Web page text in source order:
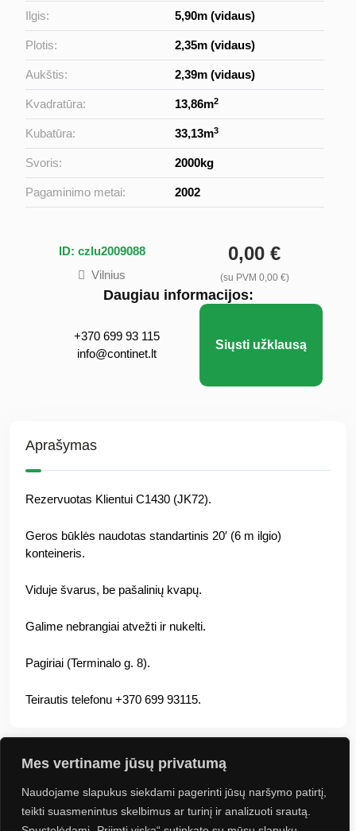
Mes vertiname jūsų privatumą
Naudojame slapukus siekdami pagerinti jūsų naršymo patirtį,
teikti suasmenintus skelbimus ar turinį ir analizuoti srautą.
Ilgis: 5,90m (vidaus)
Plotis: 2,35m (vidaus)
Aukštis: 2,39m (vidaus)
Kvadratūra: 13,86m2
Kubatūra: 33,13m3
Svoris: 2000kg
Pagaminimo metai: 2002
ID: czlu2009088
Vilnius
0,00 €
(su PVM 0,00 €)
Daugiau informacijos:
+370 699 93 115
info@continet.lt
Siųsti užklausą
Aprašymas
Rezervuotas Klientui C1430 (JK72).
Geros būklės naudotas standartinis 20′ (6 m ilgio)
konteineris.
Viduje švarus, be pašalinių kvapų.
Galime nebrangiai atvežti ir nukelti.
Pagiriai (Terminalo g. 8).
Teirautis telefonu +370 699 93115.
Jus gali sudominti